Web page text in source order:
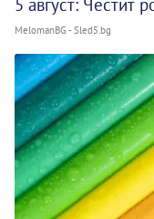
5 август: Честит
MelomanBG - Sled5.bg